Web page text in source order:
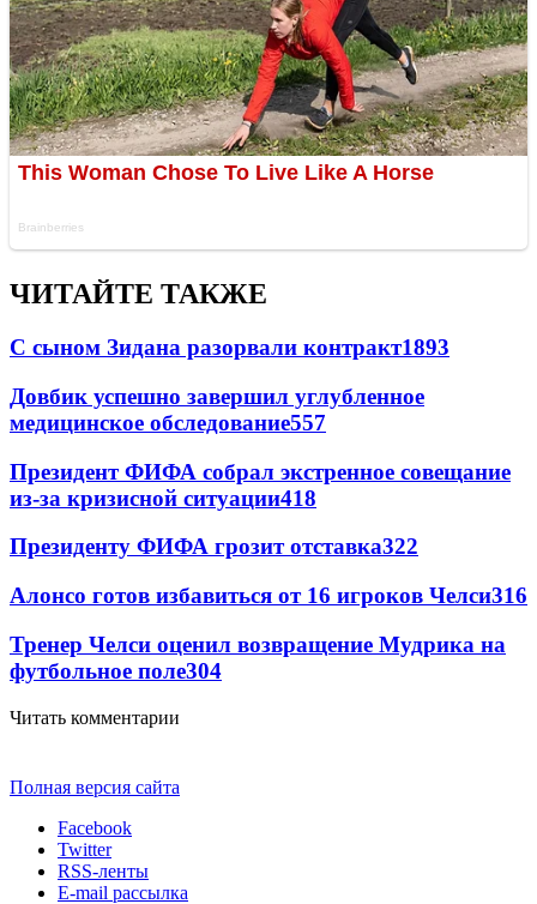
ЧИТАЙТЕ ТАКЖЕ
С сыном Зидана разорвали контракт1893
Довбик успешно завершил углубленное
медицинское обследование557
Президент ФИФА собрал экстренное совещание
из-за кризисной ситуации418
Президенту ФИФА грозит отставка322
Алонсо готов избавиться от 16 игроков Челси316
Тренер Челси оценил возвращение Мудрика на
футбольное поле304
Читать комментарии
Полная версия сайта
Facebook
Twitter
RSS-ленты
E-mail рассылка